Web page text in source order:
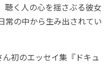
聴く人の心を揺さぶる彼女
常の中から生み出されてい
初のエッセイ集『ドキュ